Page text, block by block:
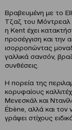
Βραβευμένη με το
Τζαζ του Μόντρεαλ
η Kent έχει
προσέγγιση και την
ισορροπώντας
γαλλικά σανσόν,
συνθέσεις.
Η πορεία της
κορυφαίους
Μενεσκάλ και
Ébène, αλλά και τον
γράψει στίχους